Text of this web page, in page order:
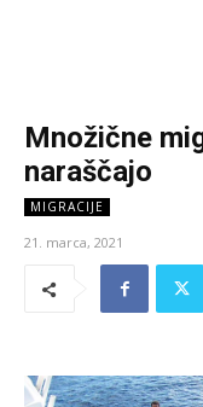
Množične
naraščajo
MIGRACIJE
21. marca, 2021